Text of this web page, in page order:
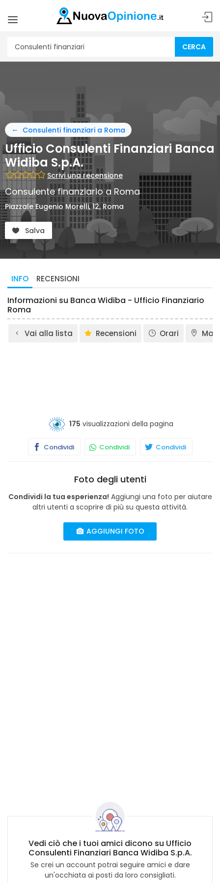
CERCA
Consulenti finanziari a Roma
Ufficio Consulenti Finanziari Banca
Widiba S.p.A.
Scrivi una recensione
Consulente finanziario a Roma
Piazzale Eugenio Morelli, 12, Roma
Salva
INFO RECENSIONI
Informazioni su Banca Widiba - Ufficio Finanziario
Roma
Vai alla lista Recensioni Orari
175 visualizzazioni della pagina
Condividi Condividi Condividi
Foto degli utenti
Condividi la tua esperienza! Aggiungi una foto per aiutare
altri utenti a scoprire di più su questa attività.
AGGIUNGI FOTO
Vedi ciò che i tuoi amici dicono su Ufficio
Consulenti Finanziari Banca Widiba S.p.A.
Se crei un account potrai seguire amici e dare
un'occhiata ai posti da loro consigliati.